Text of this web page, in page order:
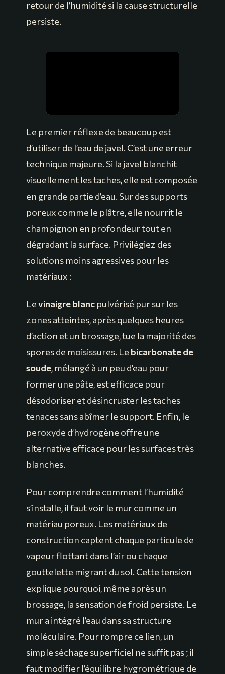
retour de l’humidité si la cause structurelle
persiste.
Le premier réflexe de beaucoup est
d’utiliser de l’eau de javel. C’est une erreur
technique majeure. Si la javel blanchit
visuellement les taches, elle est composée
en grande partie d’eau. Sur des supports
poreux comme le plâtre, elle nourrit le
champignon en profondeur tout en
dégradant la surface. Privilégiez des
solutions moins agressives pour les
matériaux :
Levinaigre blanc pulvérisé pur sur les
zones atteintes, après quelques heures
d’action et un brossage, tue la majorité des
spores de moisissures. Le bicarbonate de
soude, mélangé à un peu d’eau pour
former une pâte, est efficace pour
désodoriser et désincruster les taches
tenaces sans abîmer le support. Enfin, le
peroxyde d’hydrogène offre une
alternative efficace pour les surfaces très
blanches.
Pour comprendre comment l’humidité
s’installe, il faut voir le mur comme un
matériau poreux. Les matériaux de
construction captent chaque particule de
vapeur flottant dans l’air ou chaque
gouttelette migrant du sol. Cette tension
explique pourquoi, même après un
brossage, la sensation de froid persiste. Le
mur a intégré l’eau dans sa structure
moléculaire. Pour rompre ce lien, un
simple séchage superficiel ne suffit pas ; il
faut modifier l’équilibre hygrométrique de